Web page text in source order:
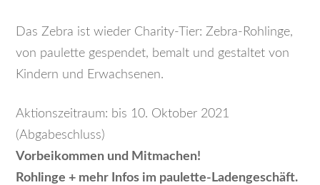
Das Zebra ist wieder Charity-Tier: Zebra-Rohlinge,
von paulette gespendet, bemalt und gestaltet von
Kindern und Erwachsenen.
Aktionszeitraum: bis 10. Oktober 2021
(Abgabeschluss)
Vorbeikommen und Mitmachen!
Rohlinge + mehr Infos im paulette-Ladengeschäft.